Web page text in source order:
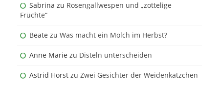
Sabrina zu Rosengallwespen und „zottelige
Früchte“
Beate zu Was macht ein Molch im Herbst?
Anne Marie zu Disteln unterscheiden
Astrid Horst zu Zwei Gesichter der Weidenkätzchen